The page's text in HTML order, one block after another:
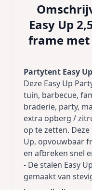
Easy Up
frame
Partytent Easy
Deze Easy Up
tuin, barbecue,
braderie, party,
extra opberg /
op te zetten.
Up, opvouwbaar
en afbreken snel
- De stalen Easy
gemaakt van